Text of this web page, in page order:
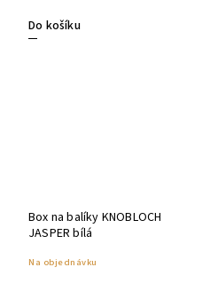
Do košíku
Box na balíky KNOBLOCH
JASPER bílá
Na objednávku